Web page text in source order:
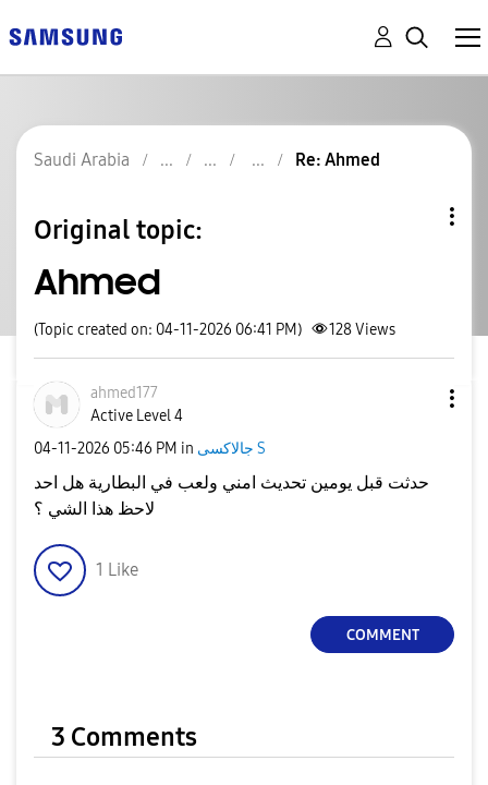
Saudi Arabia Re: Ahmed
Original topic:
Ahmed
(Topic created on: 04-11-2026 06:41 PM) 128Views
ahmed177
Active Level 4
‎04-11-2026 05:46 PM in جالاكسى S
حدثت قبل يومين تحديث امني ولعب في البطارية هل احد
لاحظ هذا الشي ؟
1 Like
COMMENT
3 Comments